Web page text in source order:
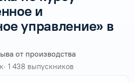
и
управление» в
от производства
· 1 438 выпускников